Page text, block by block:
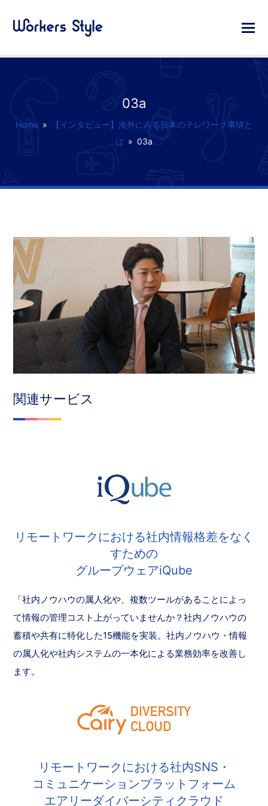
03a
Home »
【インタビュー】海外にみる日本のテレワーク事情と
は » 03a
関連サービス
リモートワークにおける社内情報格差をなく
すための
グループウェアiQube
「社内ノウハウの属人化や、複数ツールがあることによっ
て情報の管理コスト上がっていませんか？社内ノウハウの
蓄積や共有に特化した15機能を実装。社内ノウハウ・情報
の属人化や社内システムの一本化による業務効率を改善し
ます。
リモートワークにおける社内SNS・
コミュニケーションプラットフォーム
エアリーダイバーシティクラウド